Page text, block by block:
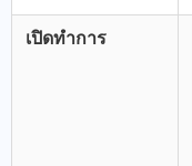
เปิดทำการ